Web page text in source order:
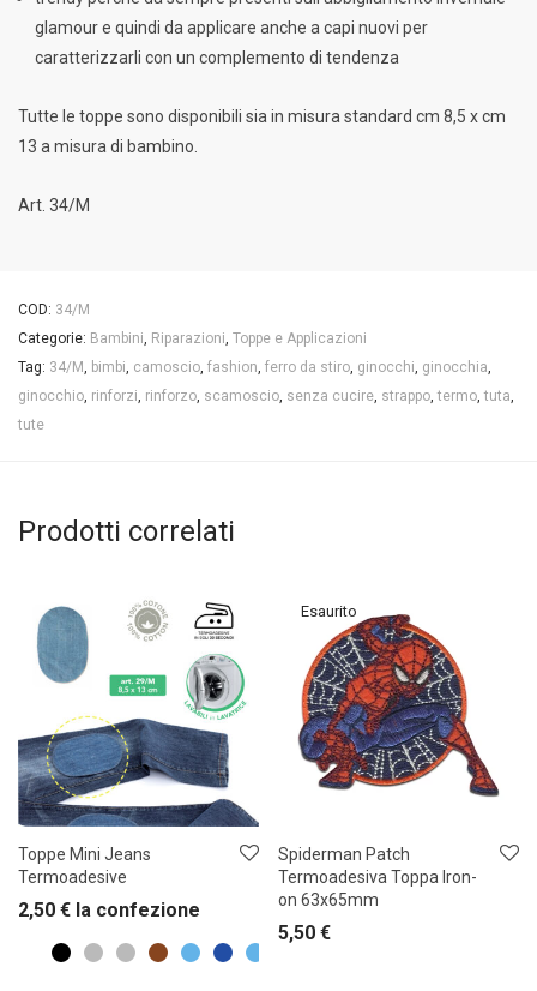
glamour e quindi da applicare anche a capi nuovi per
caratterizzarli con un complemento di tendenza
Tutte le toppe sono disponibili sia in misura standard cm 8,5 x cm
13 a misura di bambino.
Art. 34/M
COD: 34/M
Categorie: Bambini Riparazioni Toppe e Applicazioni
Tag: 34/M bimbi camoscio fashion ferro da stiro ginocchi ginocchia
ginocchio rinforzi rinforzo scamoscio senza cucire strappo ,termo ,tuta
tute
Prodotti correlati
Toppe Mini Jeans
Termoadesive
2,50 € la confezione
Spiderman Patch
Termoadesiva Toppa Iron-
on 63x65mm
5,50 €